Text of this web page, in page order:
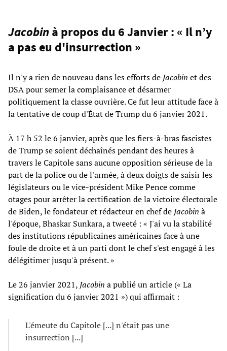
Jacobinà propos du 6 Janvier : « Il n’y
a pas eu d'insurrection »
Il n'y a rien de nouveau dans les efforts de Jacobin et des
DSA pour semer la complaisance et désarmer
politiquement la classe ouvrière. Ce fut leur attitude face à
la tentative de coup d'État de Trump du 6 janvier 2021.
À 17 h 52 le 6 janvier, après que les fiers-à-bras fascistes
de Trump se soient déchaînés pendant des heures à
travers le Capitole sans aucune opposition sérieuse de la
part de la police ou de l'armée, à deux doigts de saisir les
législateurs ou le vice-président Mike Pence comme
otages pour arrêter la certification de la victoire électorale
de Biden, le fondateur et rédacteur en chef de Jacobin à
l'époque, Bhaskar Sunkara, a tweeté : « J'ai vu la stabilité
des institutions républicaines américaines face à une
foule de droite et à un parti dont le chef s'est engagé à les
délégitimer jusqu'à présent. »
Le 26 janvier 2021, Jacobin a publié un article (« La
signification du 6 janvier 2021 ») qui affirmait :
L'émeute du Capitole [...] n'était pas une
insurrection [...]